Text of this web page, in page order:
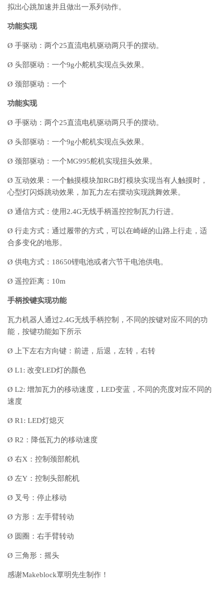
拟出心跳加速并且做出一系列动作。
功能实现
Ø 手驱动：两个25直流电机驱动两只手的摆动。
Ø 头部驱动：一个9g小舵机实现点头效果。
Ø 颈部驱动：一个
功能实现
Ø 手驱动：两个25直流电机驱动两只手的摆动。
Ø 头部驱动：一个9g小舵机实现点头效果。
Ø 颈部驱动：一个MG995舵机实现扭头效果。
Ø 互动效果：一个触摸模块加RGB灯模块实现当有人触摸时，
心型灯闪烁跳动效果，加瓦力左右摆动实现跳舞效果。
Ø 通信方式：使用2.4G无线手柄遥控控制瓦力行进。
Ø 行走方式：通过履带的方式，可以在崎岖的山路上行走，适
合多变化的地形。
Ø 供电方式：18650锂电池或者六节干电池供电。
Ø 遥控距离：10m
手柄按键实现功能
瓦力机器人通过2.4G无线手柄控制，不同的按键对应不同的功
能，按键功能如下所示
Ø 上下左右方向键：前进，后退，左转，右转
Ø L1: 改变LED灯的颜色
Ø L2: 增加瓦力的移动速度，LED变蓝，不同的亮度对应不同的
速度
Ø R1: LED灯熄灭
Ø R2：降低瓦力的移动速度
Ø 右X：控制颈部舵机
Ø 左Y：控制头部舵机
Ø 叉号：停止移动
Ø 方形：左手臂转动
Ø 圆圈：右手臂转动
Ø 三角形：摇头
感谢Makeblock覃明先生制作！